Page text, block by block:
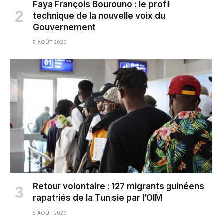
Faya François Bourouno : le profil
technique de la nouvelle voix du
Gouvernement
5 AOÛT 2026
Retour volontaire : 127 migrants guinéens
rapatriés de la Tunisie par l’OIM
5 AOÛT 2026